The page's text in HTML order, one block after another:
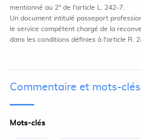
mentionné au 2° de l'article L. 242-7.
Un document intitulé passeport
le service compétent chargé de la
dans les conditions définies à l'article R.
Commentaire et mots-clés
Mots-clés